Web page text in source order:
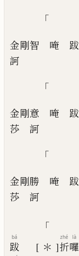
「
金剛智 唵 跋
訶
「
金剛意 唵 跋
莎
訶
「
金剛勝 唵 跋
莎
訶
「
跋
bá
[＊]折
zhé
囉
là